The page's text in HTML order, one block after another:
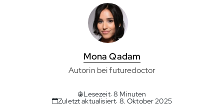
Mona Qadam
Autorin bei futuredoctor
Lesezeit: 8 Minuten
Zuletzt aktualisiert: 8. Oktober 2025